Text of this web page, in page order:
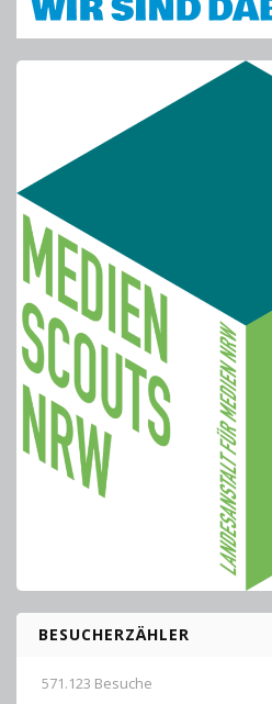
BESUCHERZÄHLER
571.123 Besuche